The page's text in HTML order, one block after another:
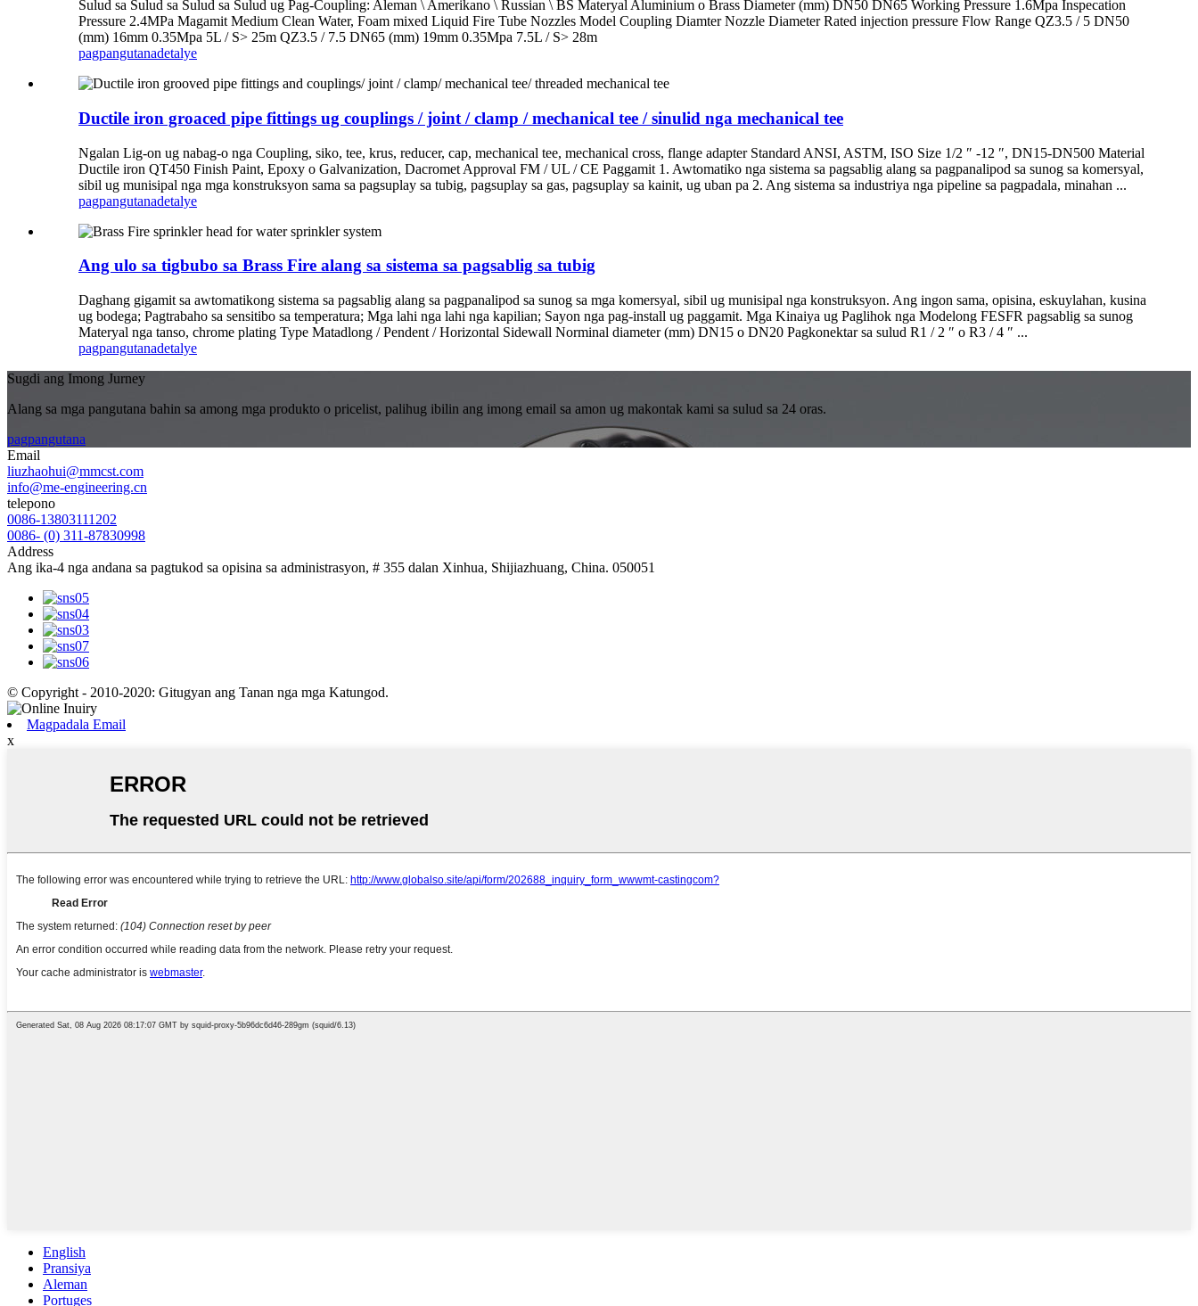
Sulud sa Sulud sa Sulud sa Sulud ug Pag-Coupling: Aleman \ Amerikano \ Russian \ BS Materyal Aluminium o Brass Diameter (mm) DN50 DN65 Working Pressure 1.6Mpa Inspecation
Pressure 2.4MPa Magamit Medium Clean Water, Foam mixed Liquid Fire Tube Nozzles Model Coupling Diamter Nozzle Diameter Rated injection pressure Flow Range QZ3.5 / 5 DN50
(mm) 16mm 0.35Mpa 5L / S> 25m QZ3.5 / 7.5 DN65 (mm) 19mm 0.35Mpa 7.5L / S> 28m
pagpangutanadetalye
Ductile iron groaced pipe fittings ug couplings / joint / clamp / mechanical tee / sinulid nga mechanical tee
Ngalan Lig-on ug nabag-o nga Coupling, siko, tee, krus, reducer, cap, mechanical tee, mechanical cross, flange adapter Standard ANSI, ASTM, ISO Size 1/2 ″ -12 ″, DN15-DN500 Material
Ductile iron QT450 Finish Paint, Epoxy o Galvanization, Dacromet Approval FM / UL / CE Paggamit 1. Awtomatiko nga sistema sa pagsablig alang sa pagpanalipod sa sunog sa komersyal,
sibil ug munisipal nga mga konstruksyon sama sa pagsuplay sa tubig, pagsuplay sa gas, pagsuplay sa kainit, ug uban pa 2. Ang sistema sa industriya nga pipeline sa pagpadala, minahan ...
pagpangutanadetalye
Ang ulo sa tigbubo sa Brass Fire alang sa sistema sa pagsablig sa tubig
Daghang gigamit sa awtomatikong sistema sa pagsablig alang sa pagpanalipod sa sunog sa mga komersyal, sibil ug munisipal nga konstruksyon. Ang ingon sama, opisina, eskuylahan, kusina
ug bodega; Pagtrabaho sa sensitibo sa temperatura; Mga lahi nga lahi nga kapilian; Sayon nga pag-install ug paggamit. Mga Kinaiya ug Paglihok nga Modelong FESFR pagsablig sa sunog
Materyal nga tanso, chrome plating Type Matadlong / Pendent / Horizontal Sidewall Norminal diameter (mm) DN15 o DN20 Pagkonektar sa sulud R1 / 2 ″ o R3 / 4 ″ ...
pagpangutanadetalye
Sugdi ang Imong Jurney
Alang sa mga pangutana bahin sa among mga produkto o pricelist, palihug ibilin ang imong email sa amon ug makontak kami sa sulud sa 24 oras.
pagpangutana
Email
liuzhaohui@mmcst.com
info@me-engineering.cn
telepono
0086-13803111202
0086- (0) 311-87830998
Address
Ang ika-4 nga andana sa pagtukod sa opisina sa administrasyon, # 355 dalan Xinhua, Shijiazhuang, China. 050051
© Copyright - 2010-2020: Gitugyan ang Tanan nga mga Katungod.
Magpadala Email
x
English
Pransiya
Aleman
Portuges